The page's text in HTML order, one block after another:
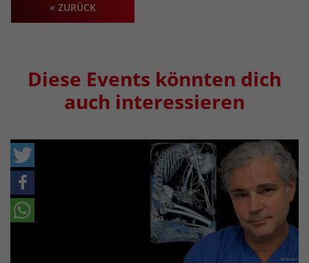
« ZURÜCK
Diese Events könnten dich
auch interessieren